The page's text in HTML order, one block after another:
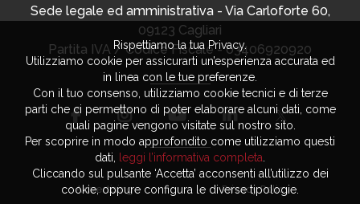
Sede legale ed amministrativa - Via Carloforte 60,
09123 Cagliari
Partita IVA / Codice Fiscale - 03406920920
Advertising Privacy Policy
Rispettiamo la tua Privacy.
Utilizziamo cookie per assicurarti un’esperienza accurata ed
in linea con le tue preferenze.
Con il tuo consenso, utilizziamo cookie tecnici e di terze
parti che ci permettono di poter elaborare alcuni dati, come
quali pagine vengono visitate sul nostro sito.
Per scoprire in modo approfondito come utilizziamo questi
dati,
leggi l’informativa completa
Cliccando sul pulsante ‘Accetta’ acconsenti all’utilizzo dei
cookie, oppure configura le diverse tipologie.